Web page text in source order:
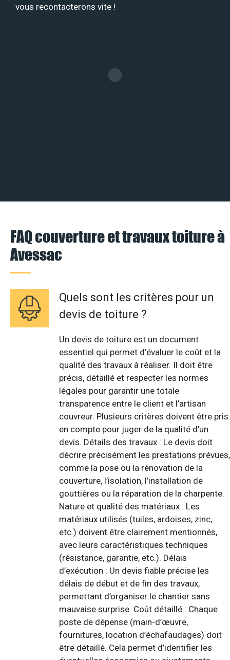
vous recontacterons vite !
FAQ couverture et travaux toiture à
Avessac
Quels sont les critères pour un
devis de toiture ?
Un devis de toiture est un document
essentiel qui permet d’évaluer le coût et la
qualité des travaux à réaliser. Il doit être
précis, détaillé et respecter les normes
légales pour garantir une totale
transparence entre le client et l’artisan
couvreur. Plusieurs critères doivent être pris
en compte pour juger de la qualité d’un
devis. Détails des travaux : Le devis doit
décrire précisément les prestations prévues,
comme la pose ou la rénovation de la
couverture, l’isolation, l’installation de
gouttières ou la réparation de la charpente.
Nature et qualité des matériaux : Les
matériaux utilisés (tuiles, ardoises, zinc,
etc.) doivent être clairement mentionnés,
avec leurs caractéristiques techniques
(résistance, garantie, etc.). Délais
d’exécution : Un devis fiable précise les
délais de début et de fin des travaux,
permettant d’organiser le chantier sans
mauvaise surprise. Coût détaillé : Chaque
poste de dépense (main-d’œuvre,
fournitures, location d’échafaudages) doit
être détaillé. Cela permet d’identifier les